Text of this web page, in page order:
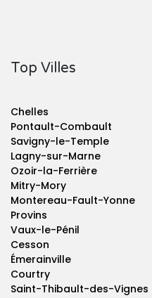
Top Villes
Chelles
Pontault-Combault
Savigny-le-Temple
Lagny-sur-Marne
Ozoir-la-Ferrière
Mitry-Mory
Montereau-Fault-Yonne
Provins
Vaux-le-Pénil
Cesson
Émerainville
Courtry
Saint-Thibault-des-Vignes